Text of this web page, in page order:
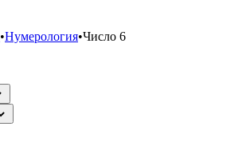
•Нумерология•Число 6